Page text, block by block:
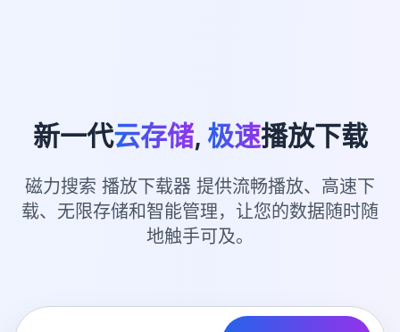
新一代云存储, 极速播放下载
磁力搜索 播放下载器 提供流畅播放、高速下
载、无限存储和智能管理，让您的数据随时随
地触手可及。